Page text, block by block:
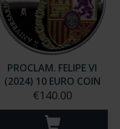
PROCLAM. FELIPE VI
(2024) 10 EURO COIN
€140.00